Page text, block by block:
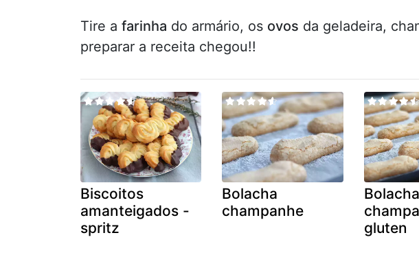
Tire a farinha do armário, os ovos da geladeira,
preparar a receita chegou!!
Biscoitos
amanteigados -
spritz
Bolacha
champanhe
Bolacha
gluten